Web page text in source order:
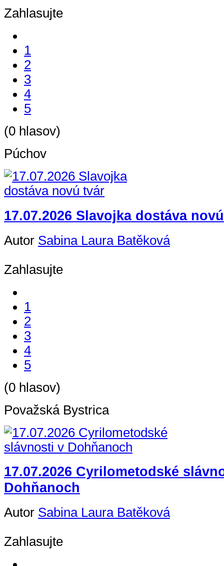
Zahlasujte
1
2
3
4
5
(0 hlasov)
Púchov
17.07.2026 Slavojka dostáva
Autor Sabina Laura Batěková
Zahlasujte
1
2
3
4
5
(0 hlasov)
Považská Bystrica
17.07.2026 Cyrilometodské
Dohňanoch
Autor Sabina Laura Batěková
Zahlasujte